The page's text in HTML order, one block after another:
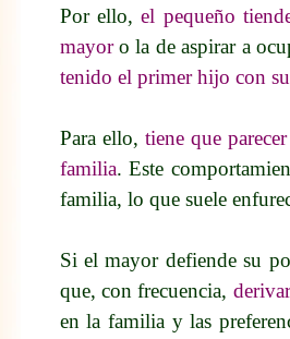
Por ello,el pequeño
mayoro la de aspirar a
tenido el primer hijo con
Para ello, tiene que
familia. Este
familia, lo que suele
Si el mayor defiende su
que, con frecuencia,
en la familia y las